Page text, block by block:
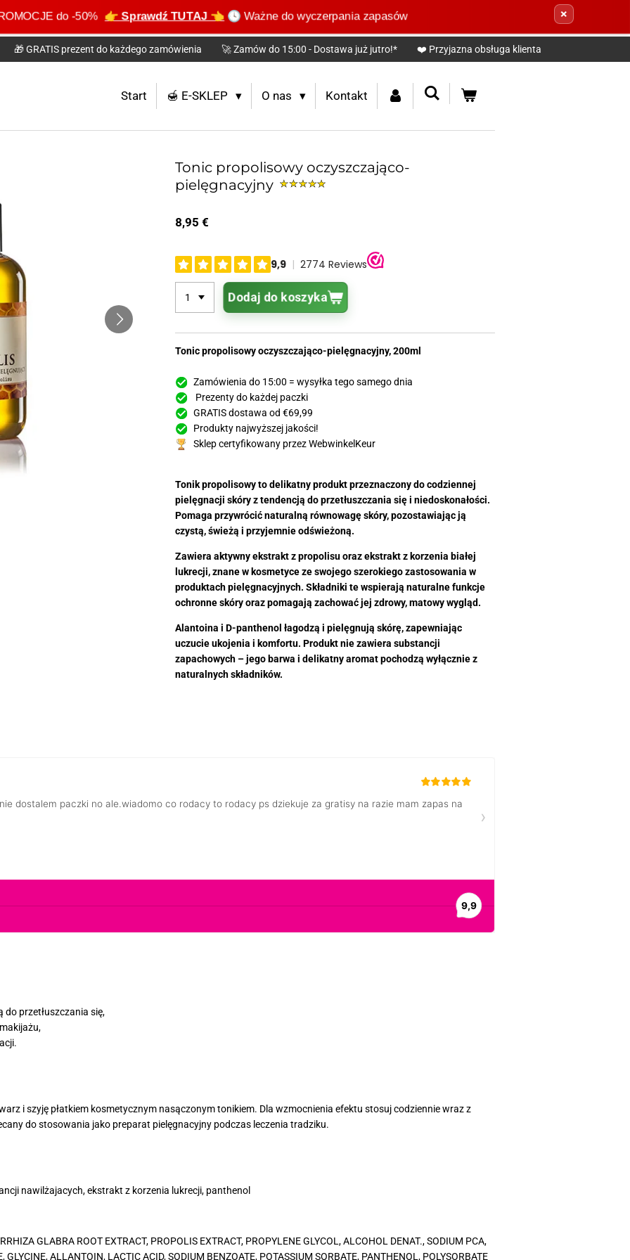
do -50% 👉 Sprawdź TUTAJ 👈 🕓 Ważne do wyczerpania zapasów ×
🎁 GRATIS prezent do każdego zamówienia 🚀 Zamów do 15:00 - Dostawa już jutro!* ❤️ Przyjazna obsługa klienta
Start 🍯 E-SKLEP O nas Kontakt
Tonic propolisowy oczyszczająco-
pielęgnacyjny
8,95 €
Dodaj do koszyka
Tonic propolisowy oczyszczająco-pielęgnacyjny, 200ml
Zamówienia do 15:00 = wysyłka tego samego dnia
Prezenty do każdej paczki
GRATIS dostawa od €69,99
Produkty najwyższej jakości!
Sklep certyfikowany przez WebwinkelKeur
Tonik propolisowy to delikatny produkt przeznaczony do codziennej
pielęgnacji skóry z tendencją do przetłuszczania się i niedoskonałości.
Pomaga przywrócić naturalną równowagę skóry, pozostawiając ją
czystą, świeżą i przyjemnie odświeżoną.
Zawiera aktywny ekstrakt z propolisu oraz ekstrakt z korzenia białej
lukrecji, znane w kosmetyce ze swojego szerokiego zastosowania w
produktach pielęgnacyjnych. Składniki te wspierają naturalne funkcje
ochronne skóry oraz pomagają zachować jej zdrowy, matowy wygląd.
Alantoina i D-panthenol łagodzą i pielęgnują skórę, zapewniając
uczucie ukojenia i komfortu. Produkt nie zawiera substancji
zapachowych – jego barwa i delikatny aromat pochodzą wyłącznie z
naturalnych składników.
do przetłuszczania się,
i szyję płatkiem kosmetycznym nasączonym tonikiem. Dla wzmocnienia efektu stosuj codziennie wraz z
do stosowania jako preparat pielęgnacyjny podczas leczenia tradziku.
nawilżajacych, ekstrakt z korzenia lukrecji, panthenol
GLABRA ROOT EXTRACT, PROPOLIS EXTRACT, PROPYLENE GLYCOL, ALCOHOL DENAT., SODIUM PCA,
GLYCINE, ALLANTOIN, LACTIC ACID, SODIUM BENZOATE, POTASSIUM SORBATE, PANTHENOL, POLYSORBATE